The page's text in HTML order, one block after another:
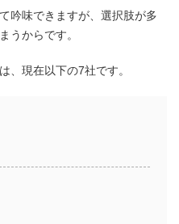
吟味できますが、選択肢が多
うからです。
、現在以下の7社です。